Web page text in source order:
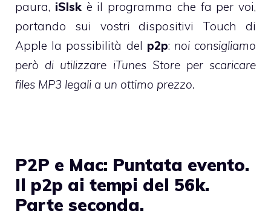
paura, iSlskè il programma che fa per voi,
portando sui vostri dispositivi Touch di
Apple la possibilità del p2p: noi consigliamo
però di utilizzare iTunes Store per scaricare
files MP3 legali a un ottimo prezzo.
P2P e Mac: Puntata evento.
Il p2p ai tempi del 56k.
Parte seconda.